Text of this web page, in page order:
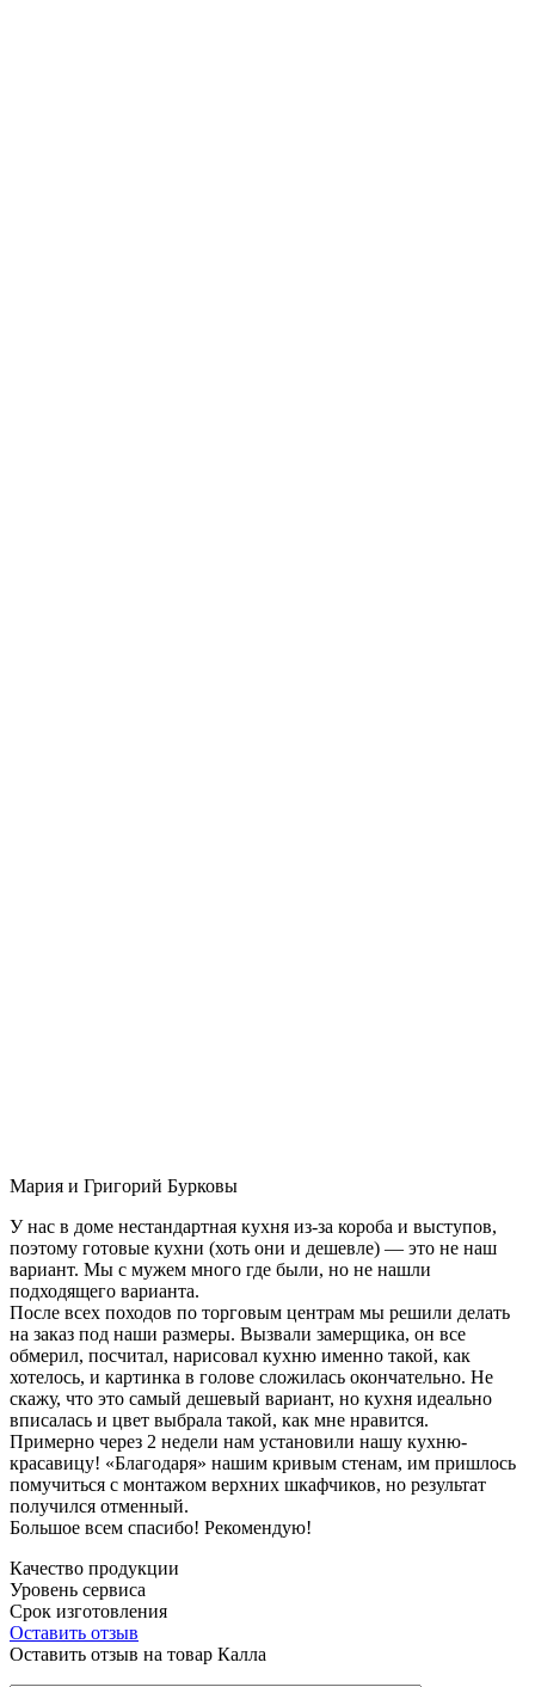
Мария и Григорий Бурковы
У нас в доме нестандартная кухня из-за короба и выступов,
поэтому готовые кухни (хоть они и дешевле) — это не наш
вариант. Мы с мужем много где были, но не нашли
подходящего варианта.
После всех походов по торговым центрам мы решили делать
на заказ под наши размеры. Вызвали замерщика, он все
обмерил, посчитал, нарисовал кухню именно такой, как
хотелось, и картинка в голове сложилась окончательно. Не
скажу, что это самый дешевый вариант, но кухня идеально
вписалась и цвет выбрала такой, как мне нравится.
Примерно через 2 недели нам установили нашу кухню-
красавицу! «Благодаря» нашим кривым стенам, им пришлось
помучиться с монтажом верхних шкафчиков, но результат
получился отменный.
Большое всем спасибо! Рекомендую!
Качество продукции
Уровень сервиса
Срок изготовления
Оставить отзыв
Оставить отзыв на товар Калла